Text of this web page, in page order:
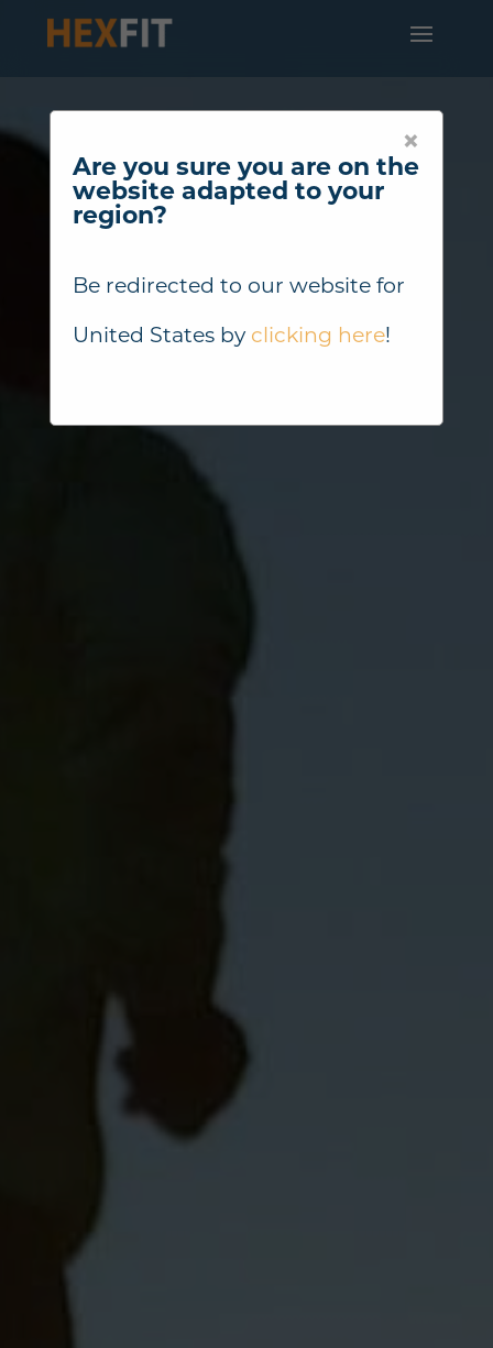
×
Are you sure you are on the
website adapted to your
region?
Be redirected to our website for
United Statesby clicking here!